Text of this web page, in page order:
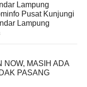
Lampung
Pusat Kunjungi
Lampung
NOW, MASIH ADA
PASANG